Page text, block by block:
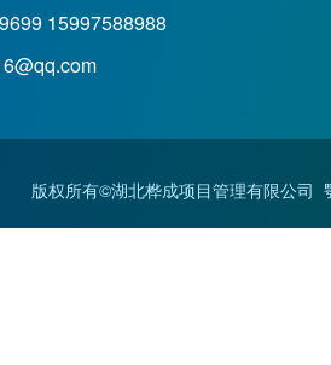
15997588988
版权所有©湖北桦成项目管理有限公司